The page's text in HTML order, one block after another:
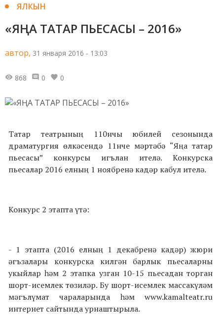
ЯЛКЫН
«ЯҢА ТАТАР ПЬЕСАСЫ – 2016»
автор, 31 января 2016 - 13:03
868 0 0
Татар театрының 110нчы юбилей сезонында
драматургия өлкәсендә 11нче мәртәбә “Яңа татар
пьесасы” конкурсы игълан ителә. Конкурска
пьесалар 2016 елның 1 ноябренә кадәр кабул ителә.
Конкурс 2 этапта үтә:
- 1 этапта (2016 елның 1 декабренә кадәр) жюри
әгъзалары конкурска килгән барлык пьесаларны
укыйлар һәм 2 этапка узган 10-15 пьесадан торган
шорт-исемлек төзиләр. Бу шорт-исемлек массакүләм
мәгълүмат чараларында һәм www.kamalteatr.ru
интернет сайтында урнаштырыла.